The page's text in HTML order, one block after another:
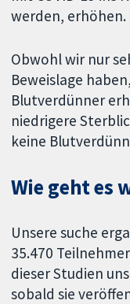
werden, erhöhen.
Obwohl wir nur
Beweislage
Blutverdünner
niedrigere
keine
Wie geht es
Unsere suche
35.470
dieser Studien
sobald sie